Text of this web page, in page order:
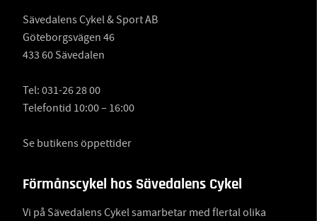
Sävedalens Cykel & Sport AB
Göteborgsvägen 46
433 60 Sävedalen
Tel: 031-26 28 00
Telefontid 10:00 – 16:00
Se butikens öppettider
Förmånscykel hos Sävedalens Cykel
Vi på Sävedalens Cykel samarbetar med flertal olika